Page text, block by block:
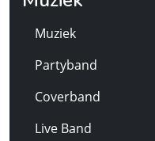
Muziek
Partyband
Coverband
Live Band